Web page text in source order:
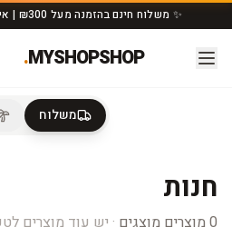
✨ משלוח חינם בהזמנה מעל ₪300 | איסוף מאילת ללא מע״מ 🏝️
MYSHOPSHOP
.
משלוח
חנות
0 מוצרים מוצגים · יש עוד מוצרים